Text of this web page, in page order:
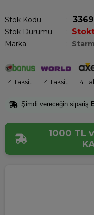
Stok Kodu
Stok Durumu :
Marka :
4 Taksit 4 Taksit 4
Şimdi vereceğin sipariş
1000 TL